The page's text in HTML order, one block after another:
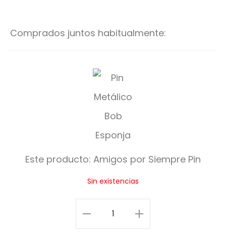
Comprados juntos habitualmente:
A
m
i
g
s
p
r
Este producto: Amigos por Siempre Pin
Sin existencias
Amigos
por